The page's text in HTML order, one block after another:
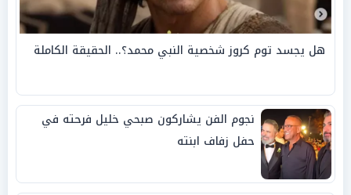
هل يجسد توم كروز شخصية النبي محمد؟.. الحقيقة الكاملة
نجوم الفن يشاركون صبحي خليل فرحته في
حفل زفاف ابنته